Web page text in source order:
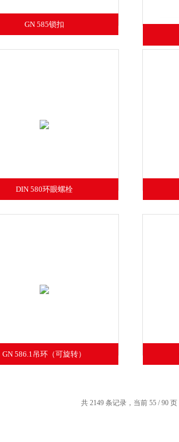
GN 585锁扣
DIN 580环眼螺栓
GN 586.1吊环（可旋转）
共 2149 条记录，当前 55 / 90 页